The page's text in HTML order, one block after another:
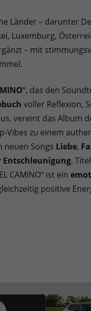
Länder – darunter
Luxemburg,
– mit
“, das den
voller Reflexion,
vereint das Album
Vibes zu einem
neuen Songs Liebe,
.
CAMINO“ ist ein
positive